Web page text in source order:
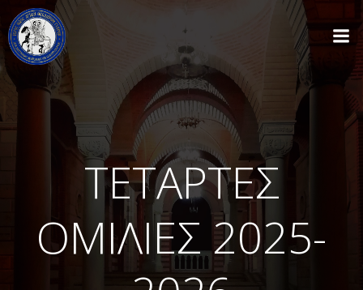
to
content
ΤΕΤΑΡΤΕΣ
ΟΜΙΛΙΕΣ 2025-